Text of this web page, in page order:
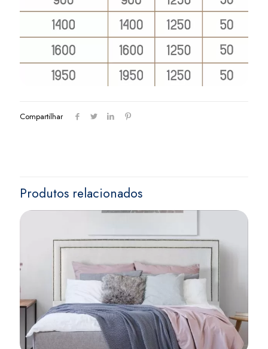
Compartilhar
Produtos relacionados